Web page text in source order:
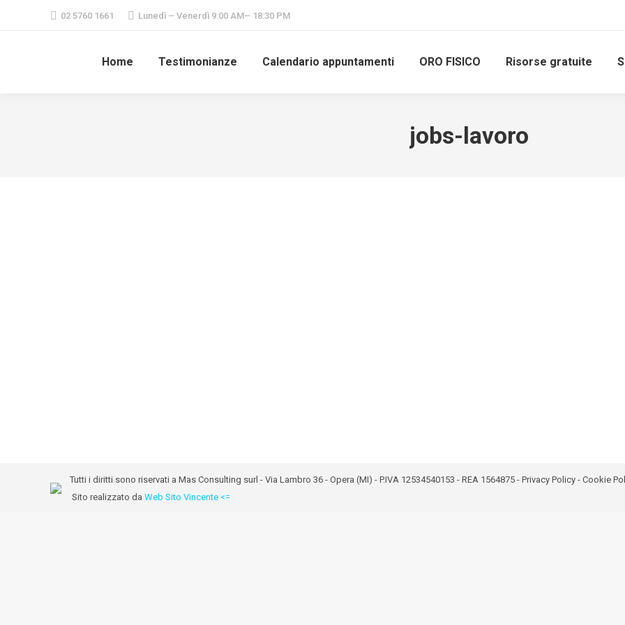
02 5760 1661 Lunedì – Venerdì 9:00 AM– 18:30 PM
Home Testimonianze Calendario appuntamenti ORO FISICO Risorse gratuite
jobs-lavoro
Tutti i diritti sono riservati a Mas Consulting surl - Via Lambro 36 - Opera (MI) - P.IVA 12534540153 - REA 1564875 - Privacy Policy - Cookie
Sito realizzato da Web Sito Vincente <=